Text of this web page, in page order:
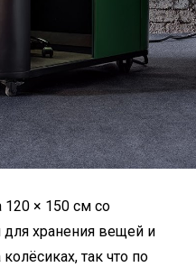
120 × 150 см со
хранения вещей и
так что по